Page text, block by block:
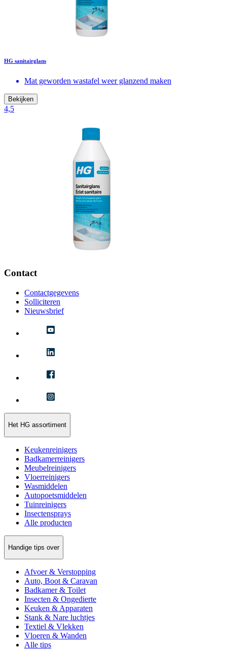
HG sanitairglans
Mat geworden wastafel weer glanzend maken
Bekijken
4,5
Contact
Contactgegevens
Solliciteren
Nieuwsbrief
Het HG assortiment
Keukenreinigers
Badkamerreinigers
Meubelreinigers
Vloerreinigers
Wasmiddelen
Autopoetsmiddelen
Tuinreinigers
Insectensprays
Alle producten
Handige tips over
Afvoer & Verstopping
Auto, Boot & Caravan
Badkamer & Toilet
Insecten & Ongedierte
Keuken & Apparaten
Stank & Nare luchtjes
Textiel & Vlekken
Vloeren & Wanden
Alle tips